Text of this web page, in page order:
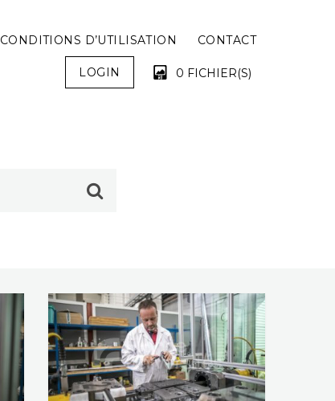
CONDITIONS D’UTILISATION CONTACT
LOGIN 0 FICHIER(S)